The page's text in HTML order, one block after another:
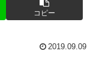
コピー
2019.09.09